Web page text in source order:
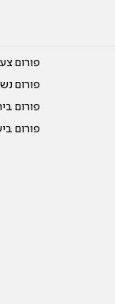
פורום
פורום
פורום
פורום